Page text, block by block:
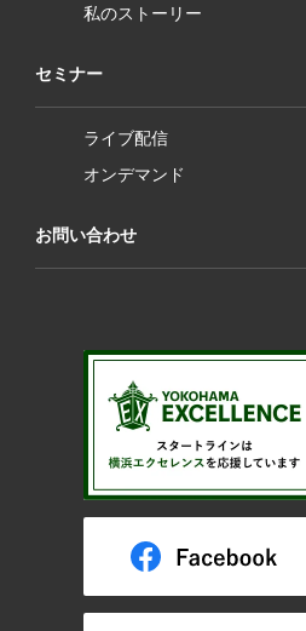
私のストーリー
セミナー
ライブ配信
オンデマンド
お問い合わせ